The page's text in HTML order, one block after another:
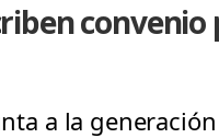
a la